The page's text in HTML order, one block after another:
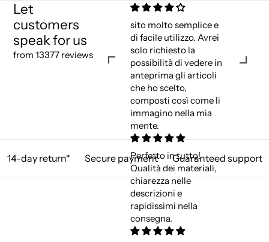
Let
customers
speak for us
from 13377 reviews
sito molto semplice e
di facile utilizzo. Avrei
solo richiesto la
possibilità di vedere in
anteprima gli articoli
che ho scelto,
composti così come li
immagino nella mia
mente.
Perfetto in tutto!
Qualità dei materiali,
chiarezza nelle
descrizioni e
rapidissimi nella
consegna.
14-day return* Secure payment Guaranteed support